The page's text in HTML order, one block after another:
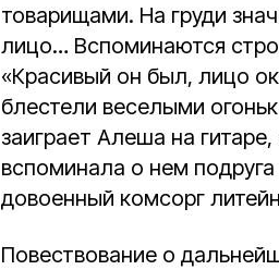
товарищами. На груди
лицо… Вспоминаются
«Красивый он был, лицо
блестели веселыми
заиграет Алеша на
вспоминала о нем
довоенный комсорг
Повествование о